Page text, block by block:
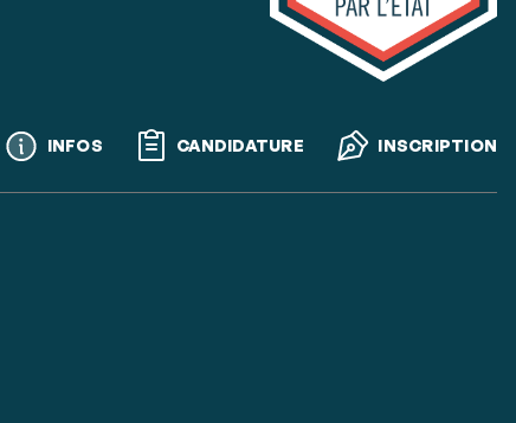
Call
to
INFOS CANDIDATURE INSCRIPTION